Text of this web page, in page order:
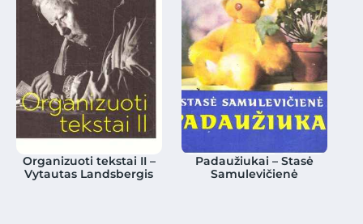
Organizuoti tekstai II –
Vytautas Landsbergis
Padaužiukai – Stasė
Samulevičienė